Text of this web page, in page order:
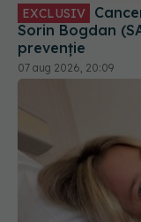
07 aug 2026, 20:09